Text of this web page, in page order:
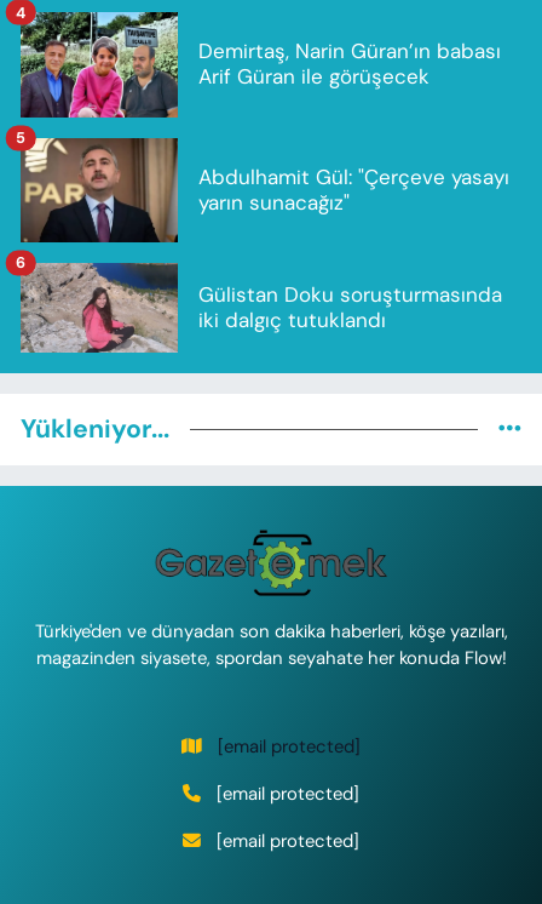
Demirtaş, Narin Güran’ın babası
Arif Güran ile görüşecek
4
Abdulhamit Gül: "Çerçeve yasayı
yarın sunacağız"
5
Gülistan Doku soruşturmasında
iki dalgıç tutuklandı
6
Yükleniyor...
Türkiye'den ve dünyadan son dakika haberleri, köşe yazıları,
magazinden siyasete, spordan seyahate her konuda Flow!
[email protected]
[email protected]
[email protected]